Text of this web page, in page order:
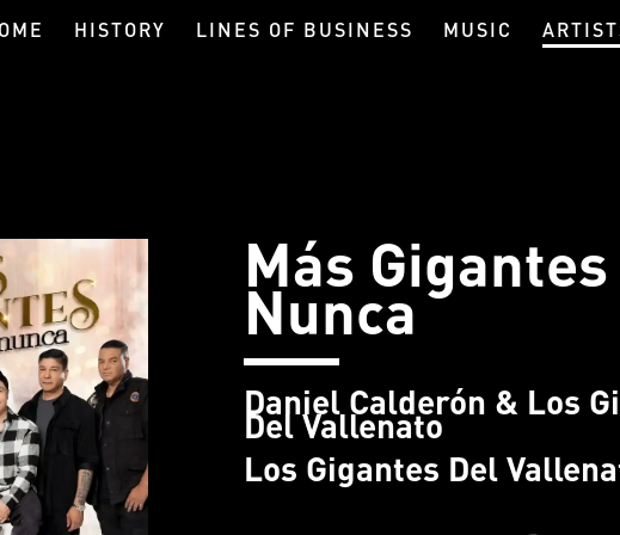
HISTORY LINES OF BUSINESS MUSIC
Más Gigantes
Nunca
Daniel Calderón & Los
Del Vallenato
Los Gigantes Del